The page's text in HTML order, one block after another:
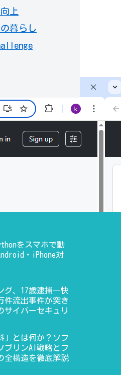
上
暮らし
をスマホで動
・iPhone対
グ、17歳逮捕―快
件流出事件が突き
サイバーセキュリ
」とは何か？ソフ
ブリンAI戦略とフ
全構造を徹底解説